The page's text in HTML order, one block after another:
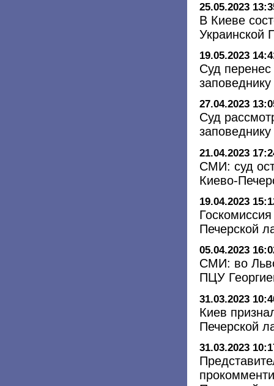
25.05.2023
В Киеве
Украинской
19.05.2023
Суд
27.04.2023
Суд
21.04.2023
СМИ: суд
Киево-
19.04.2023
Печерской
05.04.2023
СМИ: во
ПЦУ
31.03.2023
Киев
Печерской
31.03.2023